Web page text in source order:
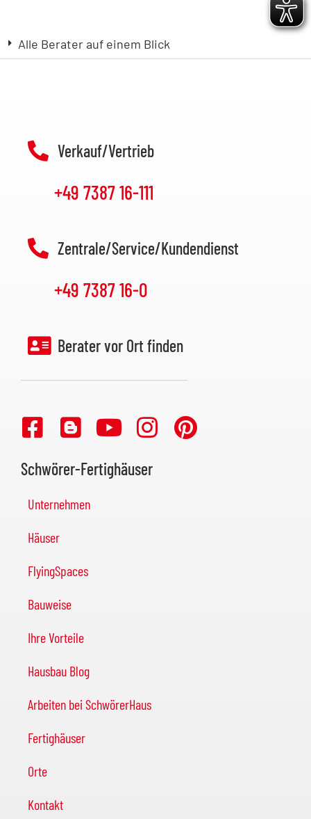
Alle Berater auf einem Blick
Verkauf/Vertrieb
+49 7387 16-111
Zentrale/Service/Kundendienst
+49 7387 16-0
Berater vor Ort finden
Schwörer-Fertighäuser
Unternehmen
Häuser
FlyingSpaces
Bauweise
Ihre Vorteile
Hausbau Blog
Arbeiten bei SchwörerHaus
Fertighäuser
Orte
Kontakt